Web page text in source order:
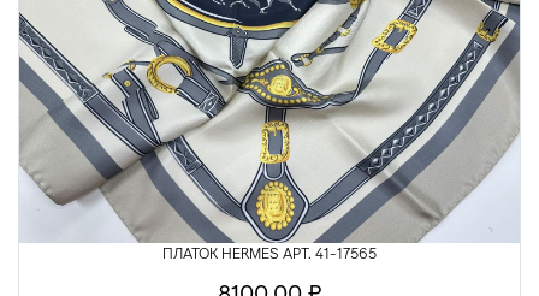
ПЛАТОК HERMES АРТ. 41-17565